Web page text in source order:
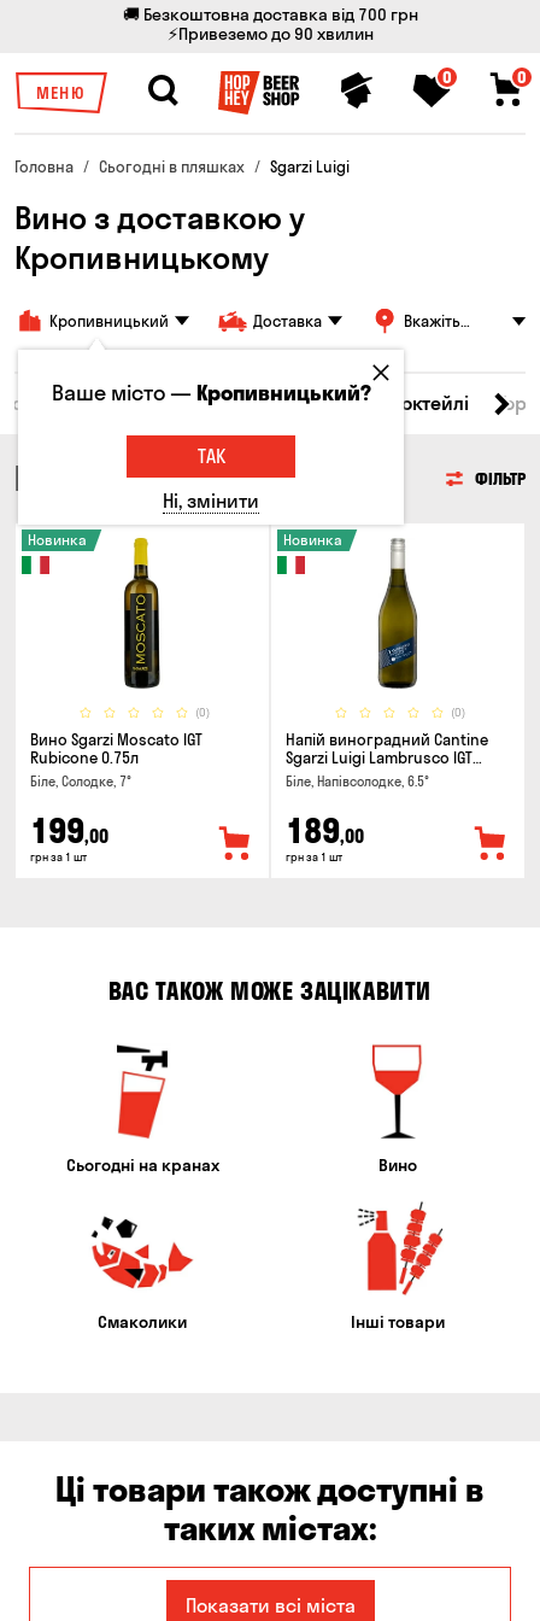
🚚 Безкоштовна доставка від 700 грн
⚡Привеземо до 90 хвилин
МЕНЮ
0 0
Головна Сьогодні в пляшках Sgarzi Luigi
Вино з доставкою у
Кропивницькому
Кропивницький Доставка
Вкажіть
товари Пиво Сидр Вино Віскі Коктейлі
ВИНО ФІЛЬТР
(0)
Новинка
Вино Sgarzi Moscato IGT
Rubicone 0.75л
Біле, Солодке, 7°
199,00
грн за 1 шт
(0)
Новинка
Напій виноградний Cantine
Sgarzi Luigi Lambrusco IGT
Emilia Bianca Frizziante 0.75л
Біле, Напівсолодке, 6.5°
189,00
грн за 1 шт
ВАС ТАКОЖ МОЖЕ ЗАЦІКАВИТИ
Сьогодні на кранах Вино
Смаколики Інші товари
Ці товари також доступні в
таких містах:
ЄлизаветівкаПоказати всі міста
Ваше місто —Кропивницький?
ТАК
Ні, змінити